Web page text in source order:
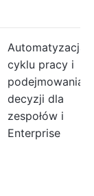
Automatyzacja
cyklu pracy i
podejmowania
decyzji dla
zespołów i
Enterprise